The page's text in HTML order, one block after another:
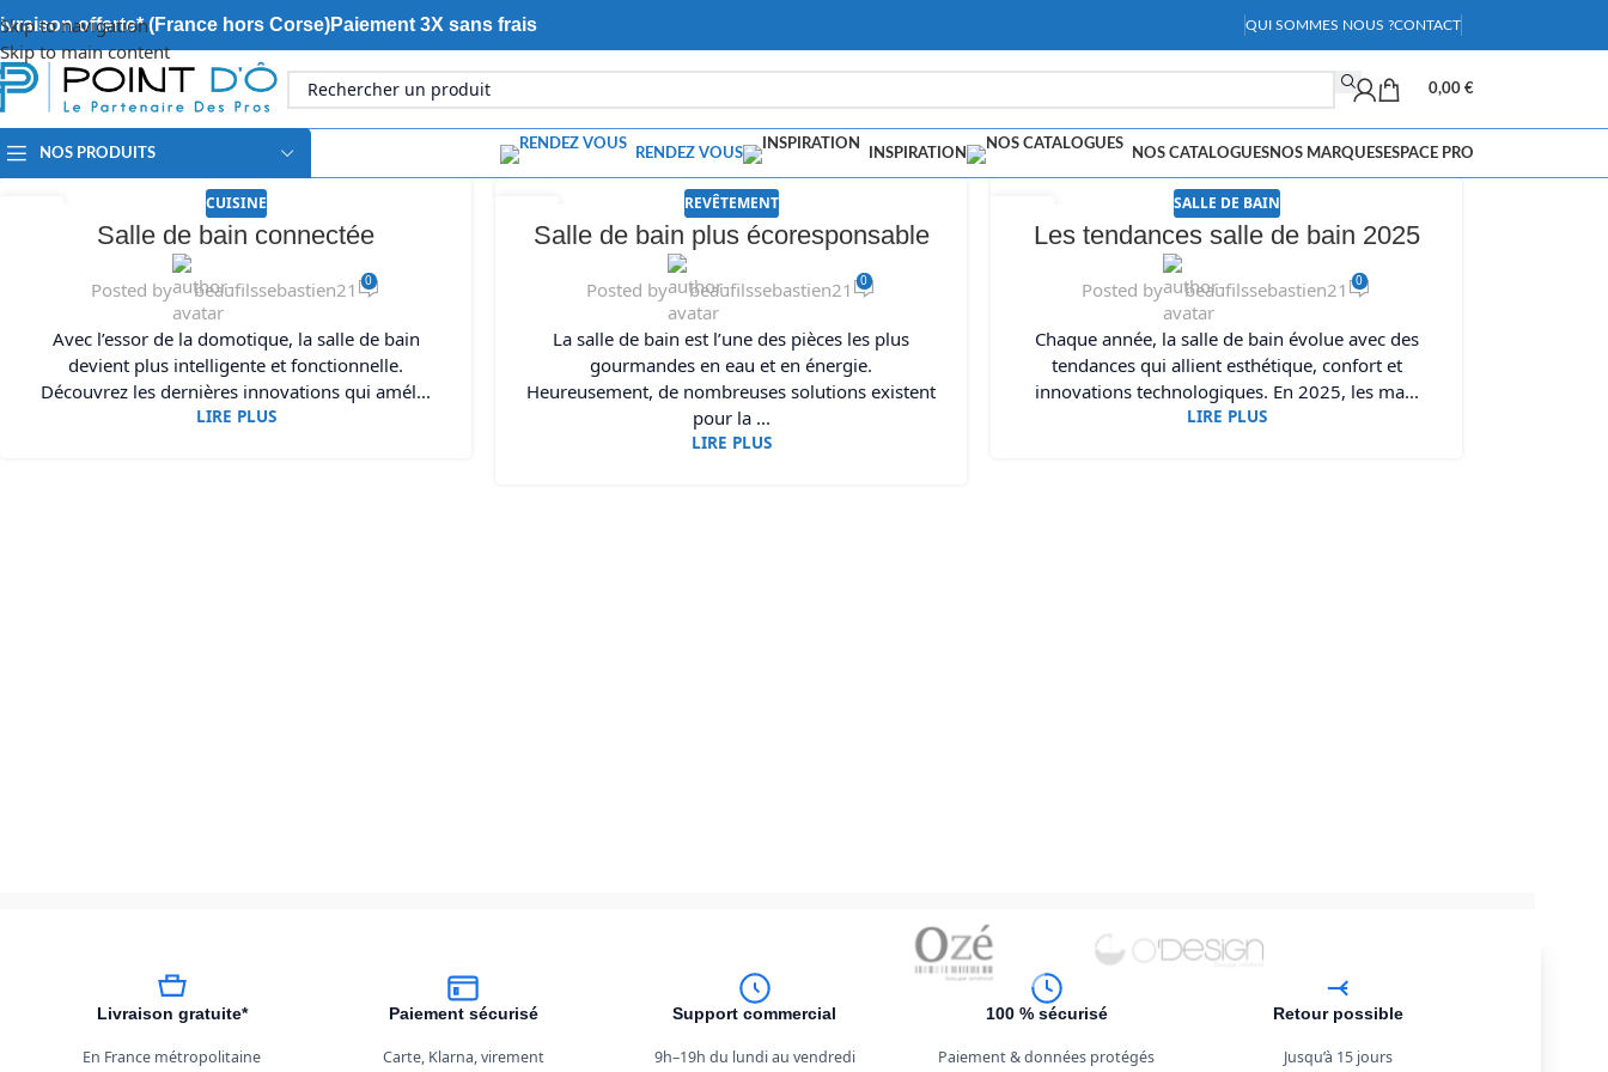
Skip to navigation
Skip to main content
offerte* (France hors Corse)Paiement 3X sans frais QUI SOMMES NOUS ?CONTACT
0,00 €
NOS PRODUITS RENDEZ VOUS INSPIRATION NOS CATALOGUESNOS MARQUESESPACE PRO
CUISINE
Salle de bain connectée
Posted by beaufilssebastien21 0
Avec l’essor de la domotique, la salle de bain
devient plus intelligente et fonctionnelle.
Découvrez les dernières innovations qui amél...
LIRE PLUS
29
JAN
REVÊTEMENT
Salle de bain plus écoresponsable
Posted by beaufilssebastien21 0
La salle de bain est l’une des pièces les plus
gourmandes en eau et en énergie.
Heureusement, de nombreuses solutions existent
pour la ...
LIRE PLUS
29 SALLE DE BAIN
Les tendances salle de bain 2025
Posted by beaufilssebastien21 0
Chaque année, la salle de bain évolue avec des
tendances qui allient esthétique, confort et
innovations technologiques. En 2025, les ma...
LIRE PLUS
Livraison gratuite*
En France métropolitaine
Paiement sécurisé
Carte, Klarna, virement
Support commercial
9h–19h du lundi au vendredi
100 % sécurisé
Paiement & données protégés
Retour possible
Jusqu’à 15 jours